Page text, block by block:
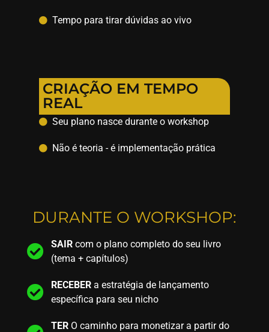
Tempo para tirar dúvidas ao vivo
CRIAÇÃO EM TEMPO
REAL
Seu plano nasce durante o workshop
Não é teoria - é implementação prática
DURANTE O WORKSHOP:
SAIRcom o plano completo do seu livro
(tema + capítulos)
RECEBERa estratégia de lançamento
específica para seu nicho
TERO caminho para monetizar a partir do